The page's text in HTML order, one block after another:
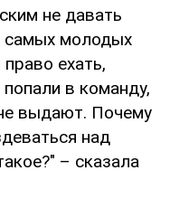
не давать
самых молодых
ехать,
в команду,
выдают. Почему
над
– сказала